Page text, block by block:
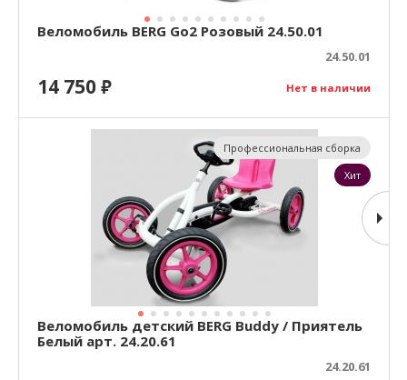
Веломобиль BERG Go2 Розовый 24.50.01
24.50.01
Нет в наличии
14 750₽
Веломобиль детский BERG Buddy / Приятель
Белый арт. 24.20.61
24.20.61
Профессиональная сборка
Хит